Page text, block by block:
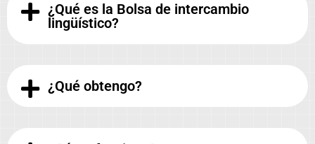
¿Qué es la Bolsa de intercambio
lingüístico?
¿Qué obtengo?